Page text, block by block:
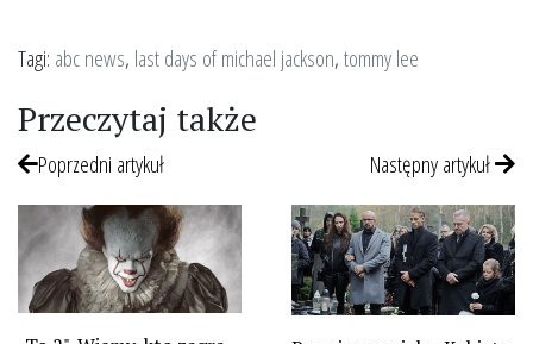
Tagi: abc news, last days of michael jackson,tommy lee
Przeczytaj także
Poprzedni artykuł Następny artykuł